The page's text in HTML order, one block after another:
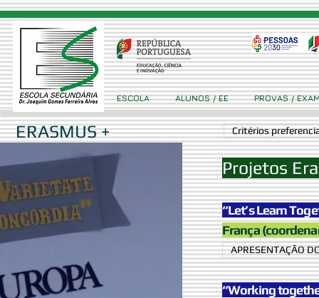
ERASMUS + Critérios
Projetos
“Working
“Let’s Learn
França
APRESENTAÇÃO
ESCOLA ALUNOS / EE PROVAS /